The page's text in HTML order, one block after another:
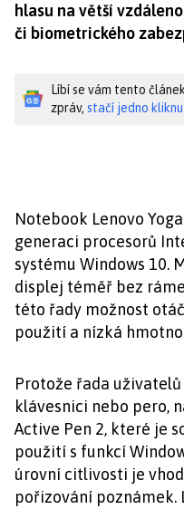
hlasu na větší
či biometrického
Líbí se vám tento
zpráv, stačí jedno
Notebook Lenovo
generaci procesorů
systému Windows 10.
displej téměř bez
této řady možnost
použití a nízká
Protože řada
klávesnici nebo pero,
Active Pen 2, které je
použití s funkcí
úrovní citlivosti je
pořizování poznámek.